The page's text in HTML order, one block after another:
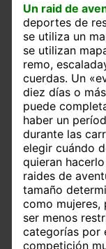
Un raid de
deportes de
se utiliza un
se utilizan
remo,
cuerdas. Un
diez días o
puede
haber un
durante las
elegir cuándo
quieran
raides de
tamaño
como mujeres,
ser menos
categorías por
competición